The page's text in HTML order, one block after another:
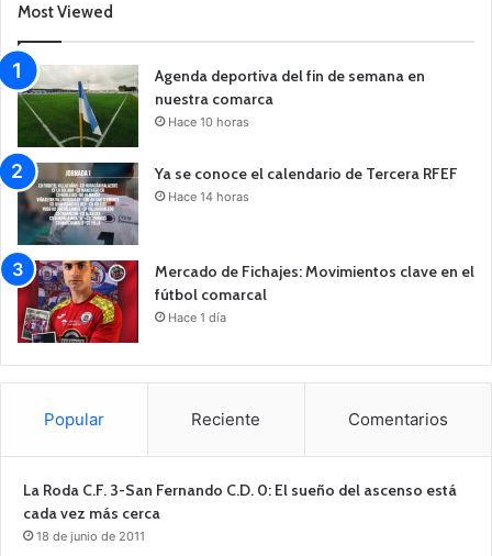
Most Viewed
Agenda deportiva del fin de semana en
nuestra comarca
Hace 10 horas
Ya se conoce el calendario de Tercera RFEF
Hace 14 horas
Mercado de Fichajes: Movimientos clave en el
fútbol comarcal
Hace 1 día
Popular Reciente Comentarios
La Roda C.F. 3-San Fernando C.D. 0: El sueño del ascenso está
cada vez más cerca
18 de junio de 2011